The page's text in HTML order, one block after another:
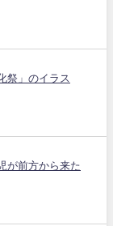
祭」のイラス
が前方から来た